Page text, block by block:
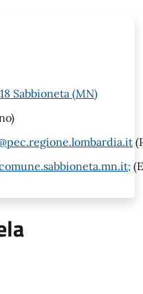
Sabbioneta (MN)